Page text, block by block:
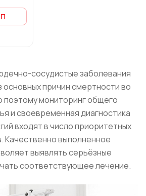
сосудистые заболевания
основных причин смертности во
мониторинг общего
и своевременная диагностика
входят в число приоритетных
Качественно выполненное
выявлять серьёзные
соответствующее лечение.